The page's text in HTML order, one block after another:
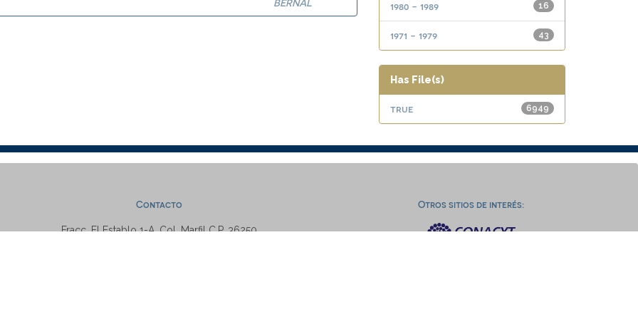
BERNAL
16
1980 - 1989
43
1971 - 1979
Has File(s)
6949
true
Contacto
Fracc. El Establo 1-A, Col. Marfil C.P. 36250
Otros sitios de interés: